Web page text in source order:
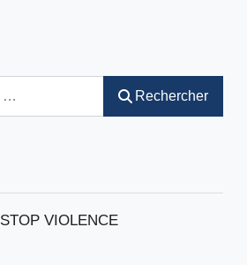
Rechercher
STOP VIOLENCE